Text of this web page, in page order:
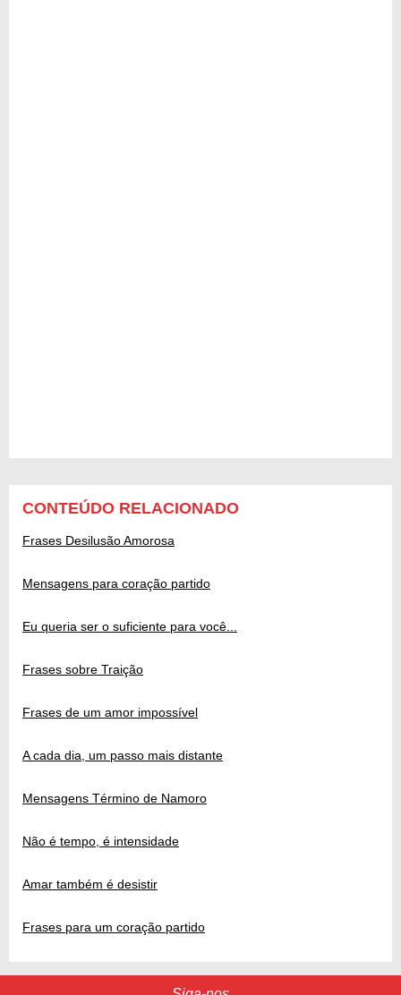
CONTEÚDO RELACIONADO
Frases Desilusão Amorosa
Mensagens para coração partido
Eu queria ser o suficiente para você...
Frases sobre Traição
Frases de um amor impossível
A cada dia, um passo mais distante
Mensagens Término de Namoro
Não é tempo, é intensidade
Amar também é desistir
Frases para um coração partido